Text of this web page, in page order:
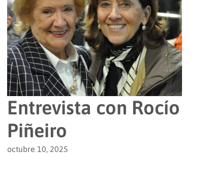
Entrevista con Rocío
Piñeiro
octubre 10, 2025